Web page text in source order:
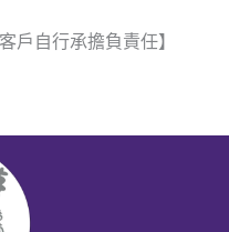
戶自行承擔負責任】